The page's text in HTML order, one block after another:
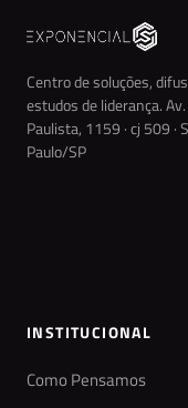
Centro de soluções,
estudos de liderança. Av.
Paulista, 1159 · cj 509 ·
Paulo/SP
INSTITUCIONAL
Como Pensamos